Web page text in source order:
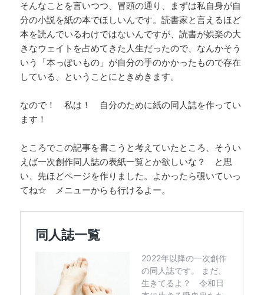
そんなことを言いつつ、冒頭の通り、まずは私自身が自
分の小説を紙の本でほしいんです。読書家と言えるほど
本を読んでいるわけではないんですが、読書が娯楽の大
きなウェイトを占めてきた人生だったので、なんかそう
いう「本っぽいもの」が自分の手のかかったもので存在
している、ということにときめきます。
なので！ 私は！ 自分のために紙の同人誌を作ってい
ます！
ところでこの記事を書こうと考えていたところ、そうい
えば一次創作同人誌の表紙一覧とか欲しいな？ と思
い、先ほどページを作りました。よかったら覗いていっ
てね☆ メニューからも行けるよー。